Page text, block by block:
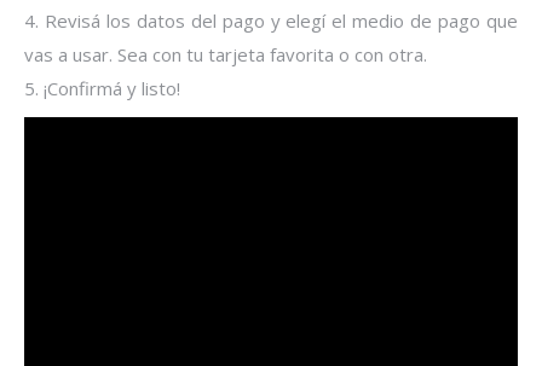
4. Revisá los datos del pago y elegí el medio de pago que
vas a usar. Sea con tu tarjeta favorita o con otra.
5. ¡Confirmá y listo!